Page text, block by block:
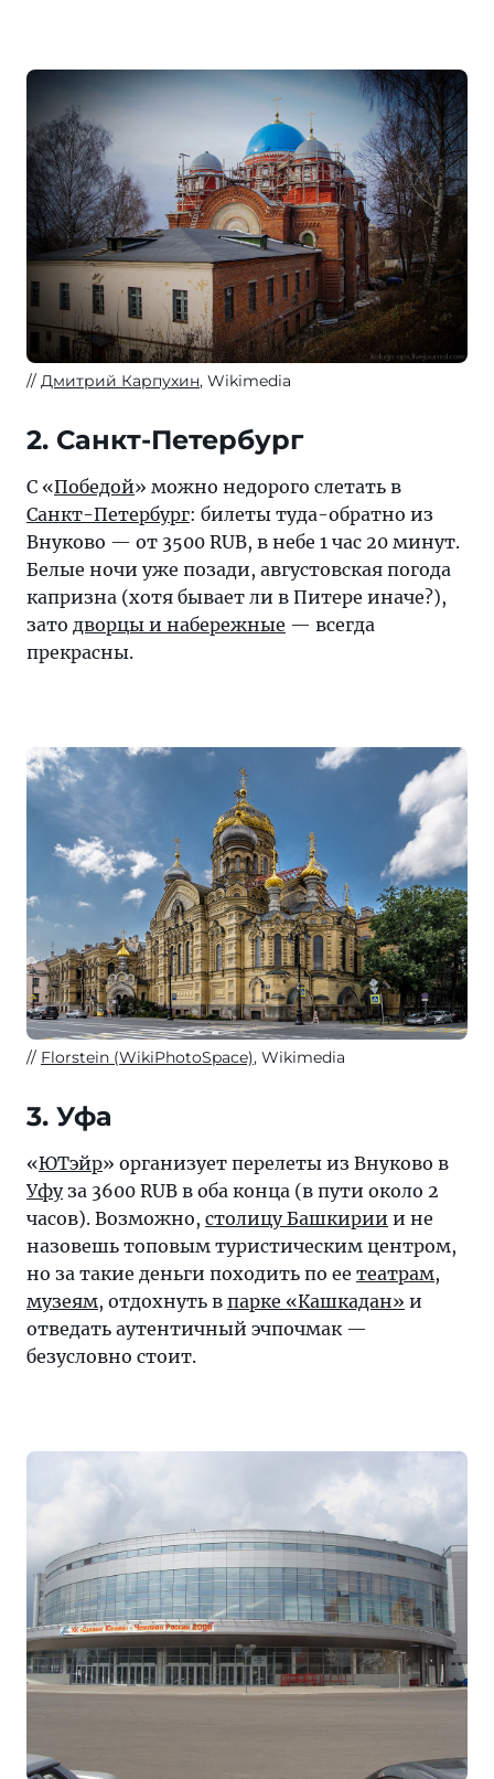
судьбе
выбрать
направления
с
самыми
дешевыми
авиабилетами.
Дмитрий Карпухин, Wikimedia
2. Санкт-Петербург
С «Победой» можно недорого слетать в
Санкт-Петербург: билеты туда-обратно из
Внуково — от 3500 RUB, в небе 1 час 20 минут.
Белые ночи уже позади, августовская погода
капризна (хотя бывает ли в Питере иначе?),
зато дворцы и набережные — всегда
прекрасны.
Florstein (WikiPhotoSpace), Wikimedia
3. Уфа
«ЮТэйр» организует перелеты из Внуково в
Уфуза 3600 RUB в оба конца (в пути около 2
часов). Возможно, столицу Башкирии и не
назовешь топовым туристическим центром,
но за такие деньги походить по ее театрам,
музеям, отдохнуть в парке «Кашкадан» и
отведать аутентичный эчпочмак —
безусловно стоит.